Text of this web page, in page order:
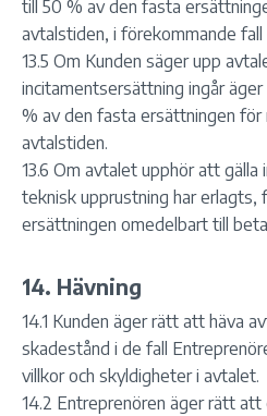
till 50 % av den fasta
avtalstiden, i förekommande fall
13.5 Om Kunden säger upp
incitamentsersättning ingår
% av den fasta ersättningen för
avtalstiden.
13.6 Om avtalet upphör att
teknisk upprustning har
ersättningen omedelbart till
14. Hävning
14.1 Kunden äger rätt att häva
skadestånd i de fall
villkor och skyldigheter i avtalet.
14.2 Entreprenören äger rätt